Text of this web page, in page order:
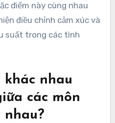
điểm này cùng nhau
điều chỉnh cảm xúc và
suất trong các tình
khác nhau
các môn